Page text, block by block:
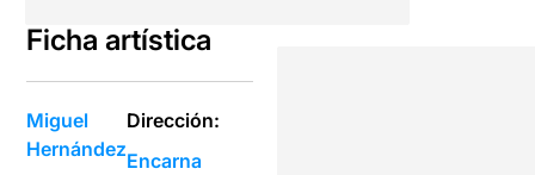
Ficha artística
Miguel
Hernández
Dirección:
Encarna